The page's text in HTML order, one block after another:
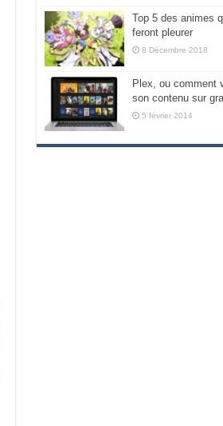
Top 5 des animes
feront pleurer
8 Décembre 2018
Plex, ou comment
son contenu sur
5 février 2014